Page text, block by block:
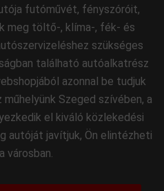
futóművét, fényszóróit,
meg töltő-, klíma-, fék- és
szükséges
található autóalkatrész
azonnal be tudjuk
Szeged szívében, a
el kiváló közlekedési
autóját javítjuk, Ön elintézheti
városban.